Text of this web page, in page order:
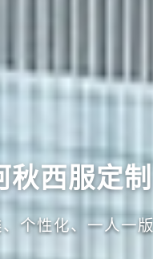
秋西服定制
个性化、一人一版